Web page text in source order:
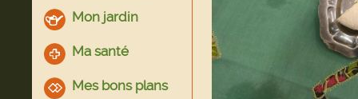
Mon jardin
Ma santé
Mes bons plans